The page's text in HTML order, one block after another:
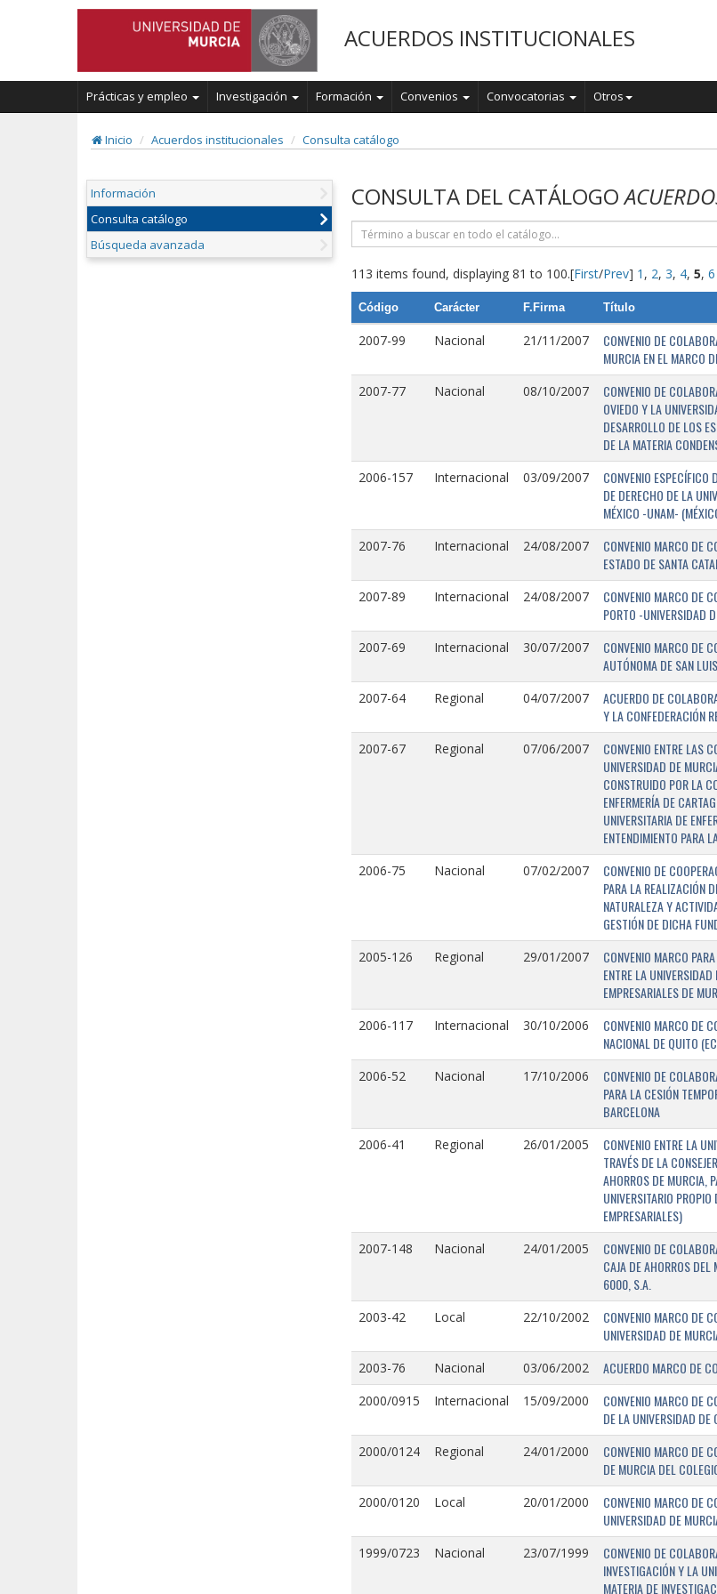
ACUERDOS INSTITUCIONALES
Prácticas y empleo Investigación Formación Convenios Convocatorias Otros
Inicio Acuerdos institucionales Consulta catálogo
Información
Consulta catálogo
Búsqueda avanzada
CONSULTA DEL CATÁLOGO
113 items found, displaying 81 to 100.[First/Prev] 1 , 2, 3, 4, 5, 6
Código Carácter F.Firma Título
2007-99 Nacional 21/11/2007
CONVENIO DE
MURCIA EN EL MARCO
2007-77 Nacional 08/10/2007
CONVENIO DE
OVIEDO Y LA
DESARROLLO DE LOS
DE LA MATERIA
2006-157 Internacional 03/09/2007
CONVENIO ESPECÍFICO
DE DERECHO DE LA
MÉXICO -UNAM-
2007-76 Internacional 24/08/2007
CONVENIO MARCO DE
ESTADO DE SANTA
2007-89 Internacional 24/08/2007
CONVENIO MARCO DE
PORTO -UNIVERSIDAD
2007-69 Internacional 30/07/2007
CONVENIO MARCO DE
AUTÓNOMA DE SAN
2007-64 Regional 04/07/2007
ACUERDO DE
Y LA CONFEDERACIÓN
2007-67 Regional 07/06/2007
CONVENIO ENTRE LAS
UNIVERSIDAD DE
CONSTRUIDO POR LA
ENFERMERÍA DE
UNIVERSITARIA DE
ENTENDIMIENTO PARA
2006-75 Nacional 07/02/2007
CONVENIO DE
PARA LA REALIZACIÓN
NATURALEZA Y
GESTIÓN DE DICHA
2005-126 Regional 29/01/2007
CONVENIO MARCO
ENTRE LA
EMPRESARIALES DE
2006-117 Internacional 30/10/2006
CONVENIO MARCO DE
NACIONAL DE QUITO
2006-52 Nacional 17/10/2006
CONVENIO DE
PARA LA CESIÓN
BARCELONA
2006-41 Regional 26/01/2005
CONVENIO ENTRE LA
TRAVÉS DE LA
AHORROS DE MURCIA,
UNIVERSITARIO
EMPRESARIALES)
2007-148 Nacional 24/01/2005
CONVENIO DE
CAJA DE AHORROS DEL
6000, S.A.
2003-42 Local 22/10/2002
CONVENIO MARCO DE
UNIVERSIDAD DE
2003-76 Nacional 03/06/2002 ACUERDO MARCO DE
2000/0915 Internacional 15/09/2000
CONVENIO MARCO DE
DE LA UNIVERSIDAD
2000/0124 Regional 24/01/2000
CONVENIO MARCO DE
DE MURCIA DEL
2000/0120 Local 20/01/2000
CONVENIO MARCO DE
UNIVERSIDAD DE
1999/0723 Nacional 23/07/1999
CONVENIO DE
INVESTIGACIÓN Y LA
MATERIA DE